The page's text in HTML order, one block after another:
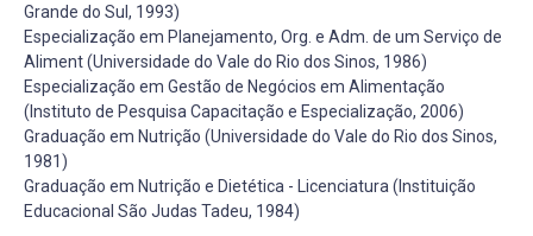
Grande do Sul, 1993)
Especialização em Planejamento, Org. e Adm. de um Serviço de
Aliment (Universidade do Vale do Rio dos Sinos, 1986)
Especialização em Gestão de Negócios em Alimentação
(Instituto de Pesquisa Capacitação e Especialização, 2006)
Graduação em Nutrição (Universidade do Vale do Rio dos Sinos,
1981)
Graduação em Nutrição e Dietética - Licenciatura (Instituição
Educacional São Judas Tadeu, 1984)